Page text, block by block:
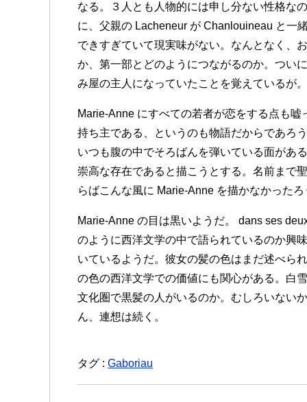
なる。３人とも人物的には申し分ない性格な
に、父親の Lacheneur が Chanlouineau と一
できすぎていて現実味がない。なんとなく、
か、第一部とどのようにつながるのか。つい
み屋の主人になっていたことを覚えているが。
Marie-Anne にすべての若者が恋をする点も
持ち主である、というのも物語だからであろ
いつも腹の中でそろばんを弾いている面があ
崇高な存在であると描こうとする。名前まで
らばこんな風に Marie-Anne を描かなかったろ
Marie-Anne の目は黒いようだ。 dans ses
のように西洋文学の中で語られているのか興
いているようだ。彼女の髪の色はまだ述べら
の色の西洋文学での価値にも関心がある。白
文化圏で黒髪の人がいるのか。むしろいない
ん、連想は続く。
タグ : Gaboriau